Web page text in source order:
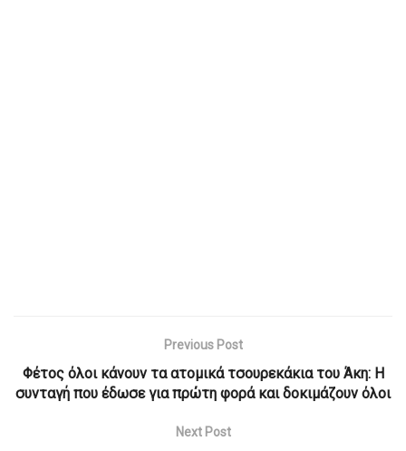
Previous Post
Φέτος όλοι κάνουν τα ατομικά τσουρεκάκια του Άκη: H
συνταγή που έδωσε για πρώτη φορά και δοκιμάζουν όλοι
Next Post